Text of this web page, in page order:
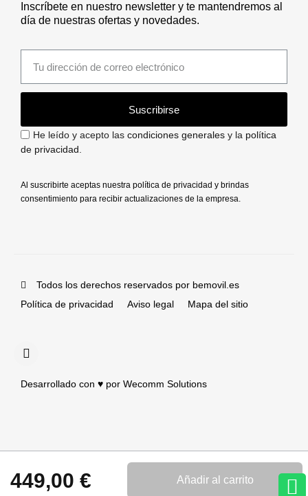
449,00 € Añadir al carrito
Inscríbete en nuestro newsletter y te mantendremos al
día de nuestras ofertas y novedades.
Suscribirse
He leído y acepto las condiciones generales y la política
de privacidad
Al suscribirte aceptas nuestra política de privacidad y brindas
consentimiento para recibir actualizaciones de la empresa.
Todos los derechos reservados por bemovil.es
Política de privacidad
Aviso legal Mapa del sitio
Desarrollado con ♥️ por Wecomm Solutions